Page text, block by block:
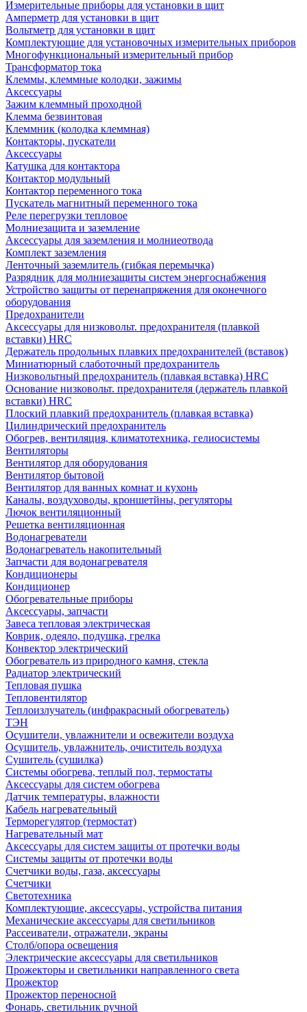
Измерительные приборы для установки в щит
Амперметр для установки в щит
Вольтметр для установки в щит
Комплектующие для установочных измерительных приборов
Многофункциональный измерительный прибор
Трансформатор тока
Клеммы, клеммные колодки, зажимы
Аксессуары
Зажим клеммный проходной
Клемма безвинтовая
Клеммник (колодка клеммная)
Контакторы, пускатели
Аксессуары
Катушка для контактора
Контактор модульный
Контактор переменного тока
Пускатель магнитный переменного тока
Реле перегрузки тепловое
Молниезащита и заземление
Аксессуары для заземления и молниеотвода
Комплект заземления
Ленточный заземлитель (гибкая перемычка)
Разрядник для молниезащиты систем энергоснабжения
Устройство защиты от перенапряжения для оконечного
оборудования
Предохранители
Аксессуары для низковольт. предохранителя (плавкой
вставки) HRC
Держатель продольных плавких предохранителей (вставок)
Миниатюрный слаботочный предохранитель
Низковольтный предохранитель (плавкая вставка) HRC
Основание низковольт. предохранителя (держатель плавкой
вставки) HRC
Плоский плавкий предохранитель (плавкая вставка)
Цилиндрический предохранитель
Обогрев, вентиляция, климатотехника, гелиосистемы
Вентиляторы
Вентилятор для оборудования
Вентилятор бытовой
Вентилятор для ванных комнат и кухонь
Каналы, воздуховоды, кроншетйны, регуляторы
Лючок вентиляционный
Решетка вентиляционная
Водонагреватели
Водонагреватель накопительный
Запчасти для водонагревателя
Кондиционеры
Кондиционер
Обогревательные приборы
Аксессуары, запчасти
Завеса тепловая электрическая
Коврик, одеяло, подушка, грелка
Конвектор электрический
Обогреватель из природного камня, стекла
Радиатор электрический
Тепловая пушка
Тепловентилятор
Теплоизлучатель (инфракрасный обогреватель)
ТЭН
Осушители, увлажнители и освежители воздуха
Осушитель, увлажнитель, очиститель воздуха
Сушитель (сушилка)
Системы обогрева, теплый пол, термостаты
Аксессуары для систем обогрева
Датчик температуры, влажности
Кабель нагревательный
Терморегулятор (термостат)
Нагревательный мат
Аксессуары для систем защиты от протечки воды
Системы защиты от протечки воды
Счетчики воды, газа, аксессуары
Счетчики
Светотехника
Комплектующие, аксессуары, устройства питания
Механические аксессуары для светильников
Рассеиватели, отражатели, экраны
Столб/опора освещения
Электрические аксессуары для светильников
Прожекторы и светильники направленного света
Прожектор
Прожектор переносной
Фонарь, светильник ручной